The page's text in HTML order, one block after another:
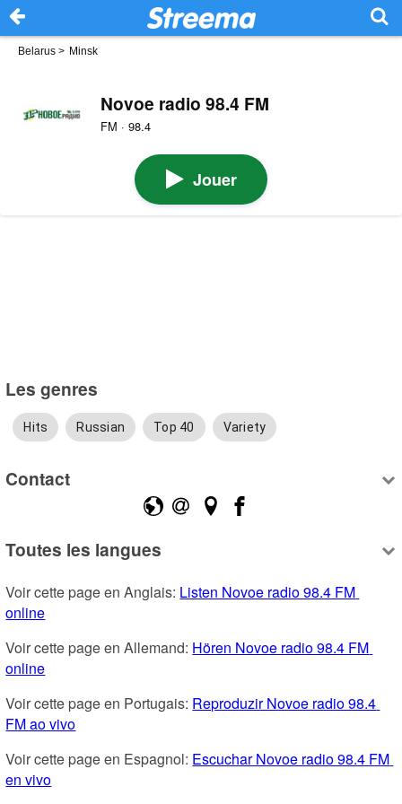
Belarus > Minsk
Novoe radio 98.4 FM
FM · 98.4
Jouer
Les genres
Hits Russian Top 40 Variety
Contact
Toutes les langues
Voir cette page en Anglais: Listen Novoe radio 98.4 FM
online
Voir cette page en Allemand: Hören Novoe radio 98.4 FM
online
Voir cette page en Portugais: Reproduzir Novoe radio 98.4
FM ao vivo
Voir cette page en Espagnol: Escuchar Novoe radio 98.4 FM
en vivo